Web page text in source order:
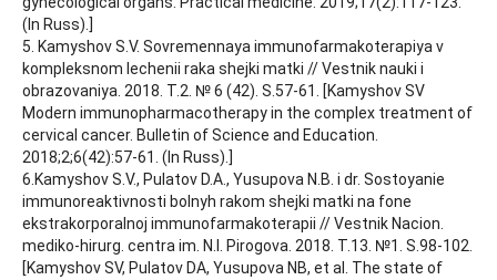
(In Russ).]
5. Kamyshov S.V. Sovremennaya immunofarmakoterapiya v
kompleksnom lechenii raka shejki matki // Vestnik nauki i
obrazovaniya. 2018. T.2. № 6 (42). S.57-61. [Kamyshov SV
Modern immunopharmacotherapy in the complex treatment of
cervical cancer. Bulletin of Science and Education.
2018;2;6(42):57-61. (In Russ).]
6.Kamyshov S.V., Pulatov D.A., Yusupova N.B. i dr. Sostoyanie
immunoreaktivnosti bolnyh rakom shejki matki na fone
ekstrakorporalnoj immunofarmakoterapii // Vestnik Nacion.
mediko-hirurg. centra im. N.I. Pirogova. 2018. T.13. №1. S.98-102.
[Kamyshov SV, Pulatov DA, Yusupova NB, et al. The state of